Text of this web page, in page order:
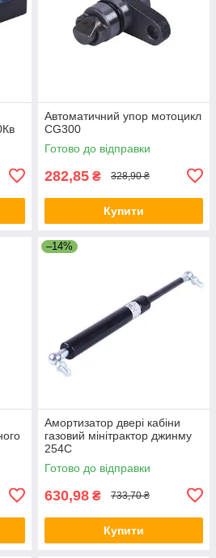
Автоматичний упор мотоцикл
CG300
Готово до відправки
282,85 ₴ 328,90 ₴
Купити
–14%
Амортизатор двері кабіни
газовий мінітрактор джинму
254C
Готово до відправки
630,98 ₴ 733,70 ₴
Купити